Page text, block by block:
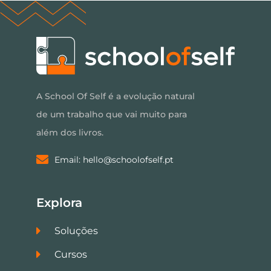
A School Of Self é a evolução natural
de um trabalho que vai muito para
além dos livros.
Email: hello@schoolofself.pt
Explora
Soluções
Cursos